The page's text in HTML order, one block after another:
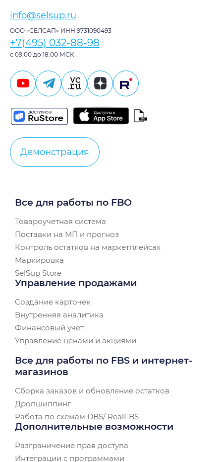
info@selsup.ru
ООО «СЕЛСАП» ИНН 9731090493
+7(495) 032-88-98
с 09:00 до 18:00 МСК
Демонстрация
Все для работы по FBO
Товароучетная система
Поставки на МП и прогноз
Контроль остатков на маркетплейсах
Маркировка
SelSup Store
Управление продажами
Создание карточек
Внутренняя аналитика
Финансовый учет
Управление ценами и акциями
Все для работы по FBS и интернет-
магазинов
Сборка заказов и обновление остатков
Дропшиппинг
Работа по схемам DBS/ RealFBS
Дополнительные возможности
Разграничение прав доступа
Интеграции с программами